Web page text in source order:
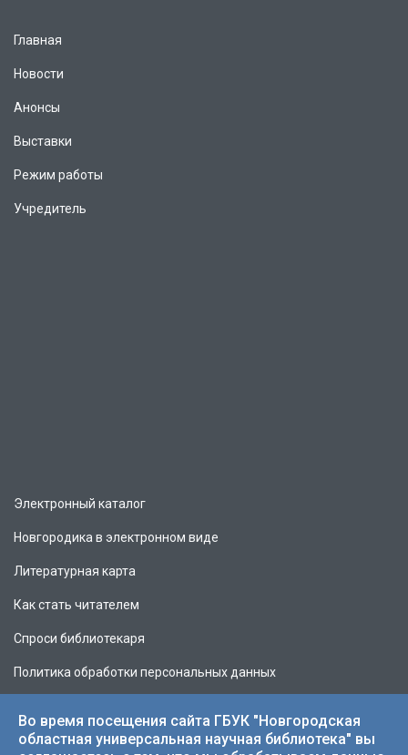
Главная
Новости
Анонсы
Выставки
Режим работы
Учредитель
Электронный каталог
Новгородика в электронном виде
Литературная карта
Как стать читателем
Спроси библиотекаря
Политика обработки персональных данных
Во время посещения сайта ГБУК "Новгородская
областная универсальная научная библиотека" вы